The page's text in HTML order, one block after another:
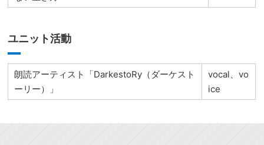
ユニット活動
朗読アーティスト「DarkestoRy（ダーケスト
ーリー）」
vocal、vo
ice